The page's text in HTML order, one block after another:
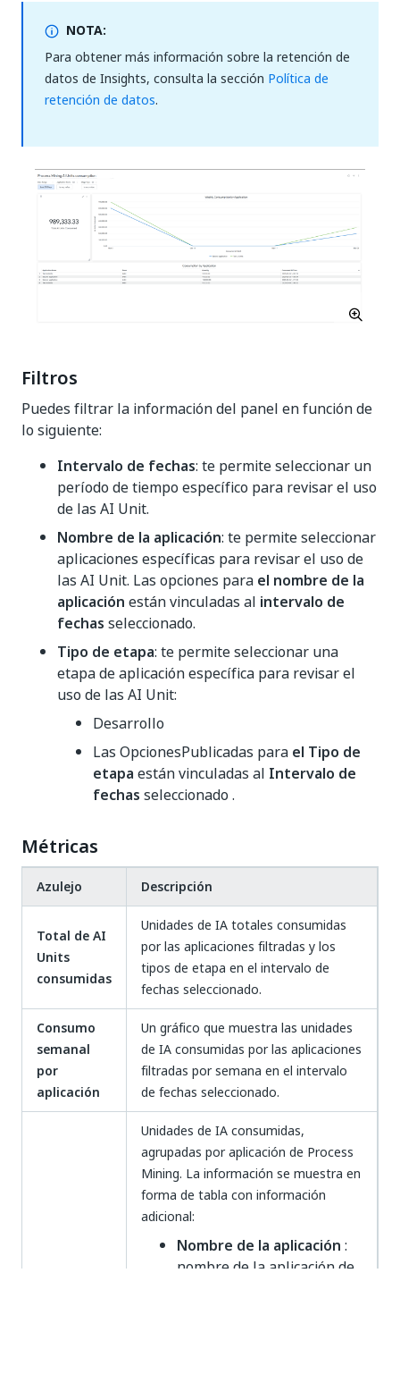
NOTA:
Para obtener más información sobre la retención de
datos de Insights, consulta la sección Política de
retención de datos.
Filtros
Puedes filtrar la información del panel en función de
lo siguiente:
Intervalo de fechas: te permite seleccionar un
período de tiempo específico para revisar el uso
de las AI Unit.
Nombre de la aplicación: te permite seleccionar
aplicaciones específicas para revisar el uso de
las AI Unit. Las opciones para el nombre de la
aplicación están vinculadas al intervalo de
fechas seleccionado.
Tipo de etapa: te permite seleccionar una
etapa de aplicación específica para revisar el
uso de las AI Unit:
Desarrollo
Las OpcionesPublicadas para el Tipo de
etapa están vinculadas al Intervalo de
fechas seleccionado .
Métricas
Azulejo Descripción
Total de AI
Units
consumidas
Unidades de IA totales consumidas
por las aplicaciones filtradas y los
tipos de etapa en el intervalo de
fechas seleccionado.
Consumo
semanal
por
aplicación
Un gráfico que muestra las unidades
de IA consumidas por las aplicaciones
filtradas por semana en el intervalo
de fechas seleccionado.
Unidades de IA consumidas,
agrupadas por aplicación de Process
Mining. La información se muestra en
forma de tabla con información
adicional:
Nombre de la aplicación :
nombre de la aplicación de